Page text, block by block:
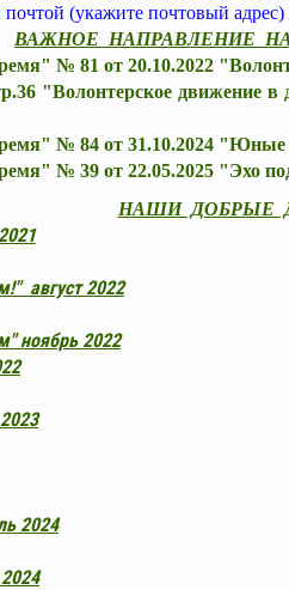
(укажите почтовый
ВАЖНОЕ НАПРАВЛЕНИЕ
№ 81 от 20.10.2022
"Волонтерское движение
№ 84 от 31.10.2024
№ 39 от 22.05.2025 "Эхо
НАШИ ДОБРЫЕ
август 2022
ноябрь 2022
2024